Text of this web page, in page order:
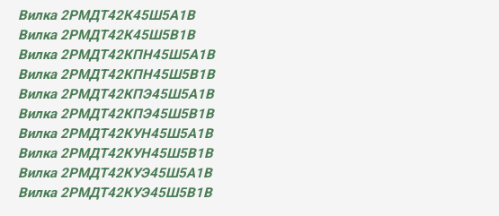
Вилка 2РМДТ42К45Ш5А1В
Вилка 2РМДТ42К45Ш5В1В
Вилка 2РМДТ42КПН45Ш5А1В
Вилка 2РМДТ42КПН45Ш5В1В
Вилка 2РМДТ42КПЭ45Ш5А1В
Вилка 2РМДТ42КПЭ45Ш5В1В
Вилка 2РМДТ42КУН45Ш5А1В
Вилка 2РМДТ42КУН45Ш5В1В
Вилка 2РМДТ42КУЭ45Ш5А1В
Вилка 2РМДТ42КУЭ45Ш5В1В